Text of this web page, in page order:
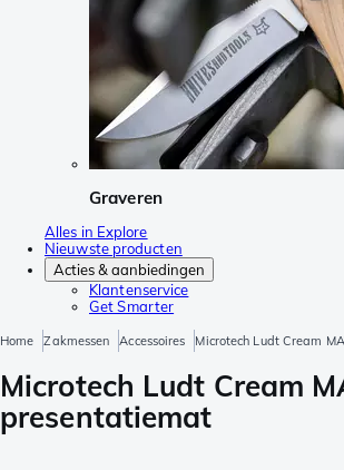
Graveren
Alles in Explore
Nieuwste producten
Acties & aanbiedingen
Klantenservice
Get Smarter
Home Zakmessen Accessoires Microtech Ludt Cream
Microtech Ludt Cream
presentatiemat